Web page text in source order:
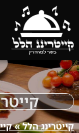
קייטרינג הלל»